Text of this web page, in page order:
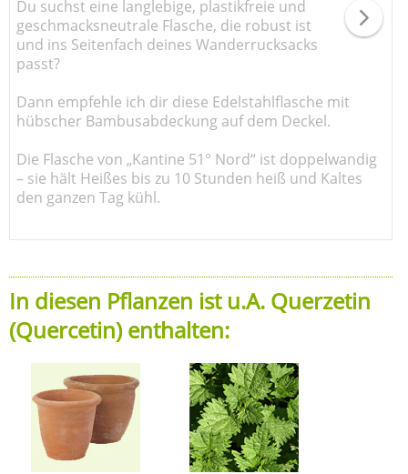
Du suchst eine langlebige, plastikfreie und
geschmacksneutrale Flasche, die robust ist
und ins Seitenfach deines Wanderrucksacks
passt?
Dann empfehle ich dir diese Edelstahlflasche mit
hübscher Bambusabdeckung auf dem Deckel.
Die Flasche von „Kantine 51° Nord“ ist doppelwandig
– sie hält Heißes bis zu 10 Stunden heiß und Kaltes
den ganzen Tag kühl.
In diesen Pflanzen ist u.A. Querzetin
(Quercetin) enthalten: